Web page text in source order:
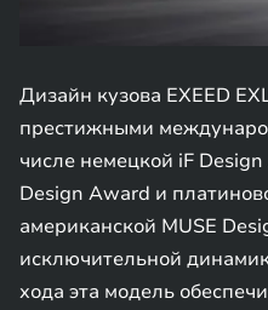
Дизайн кузова EXEED
престижными
числе немецкой iF
Design Award и
американской MUSE
исключительной
хода эта модель